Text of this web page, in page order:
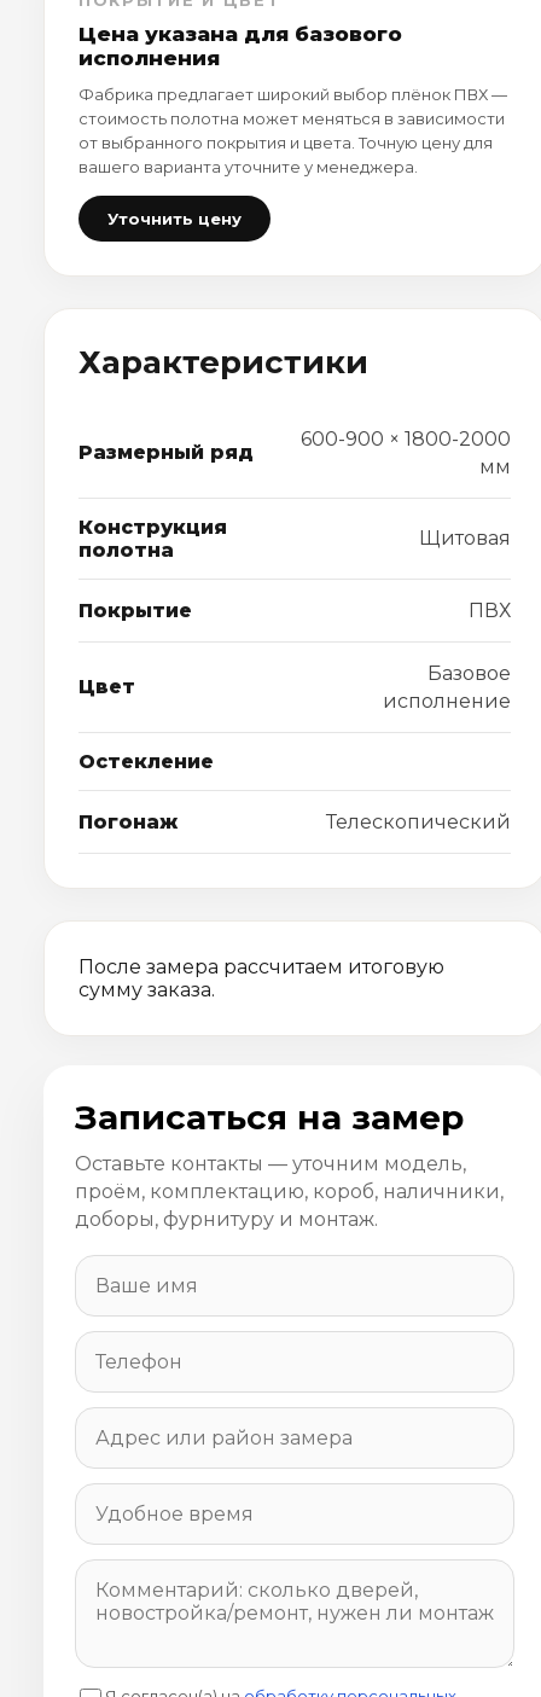
Цена указана для базового
исполнения
Фабрика предлагает широкий выбор плёнок ПВХ —
стоимость полотна может меняться в зависимости
от выбранного покрытия и цвета. Точную цену для
вашего варианта уточните у менеджера.
Уточнить цену
Характеристики
Размерный ряд
600-900 × 1800-2000
мм
Конструкция
полотна
Щитовая
Покрытие ПВХ
Цвет
Базовое
исполнение
Остекление
Погонаж Телескопический
После замера рассчитаем итоговую
сумму заказа.
Записаться на замер
Оставьте контакты — уточним модель,
проём, комплектацию, короб, наличники,
доборы, фурнитуру и монтаж.